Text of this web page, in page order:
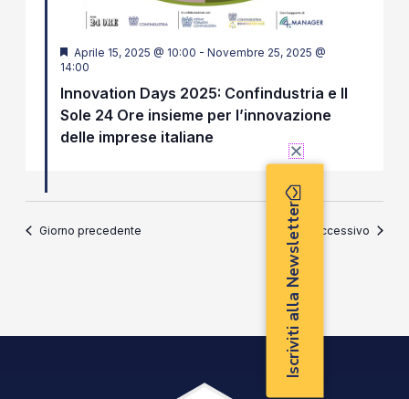
Segnalati
Aprile 15, 2025 @ 10:00 - Novembre 25, 2025 @
14:00
Innovation Days 2025: Confindustria e Il
Sole 24 Ore insieme per l’innovazione
delle imprese italiane
Giorno precedente Giorno successivo
Iscriviti alla Newsletter